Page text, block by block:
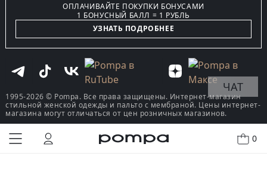
0
КУПИТЬ В ОДИН КЛИК
ОПЛАЧИВАЙТЕ ПОКУПКИ БОНУСАМИ
1 БОНУСНЫЙ БАЛЛ = 1 РУБЛЬ
УЗНАТЬ ПОДРОБНЕЕ
1995-2026 © Pompa. Все права защищены. Интернет-магазин
стильной женской одежды и пальто с мембраной. Цены интернет-
магазина могут отличаться от цен розничных магазинов.
ЧАТ